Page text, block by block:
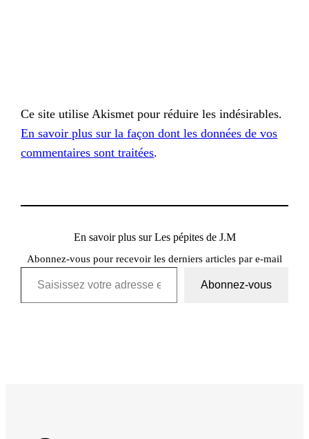
Ce site utilise Akismet pour réduire les indésirables.
En savoir plus sur la façon dont les données de vos
commentaires sont traitées.
En savoir plus sur Les pépites de J.M
Abonnez-vous pour recevoir les derniers articles par e-mail
Saisissez votre adresse e-mail…
Abonnez-vous